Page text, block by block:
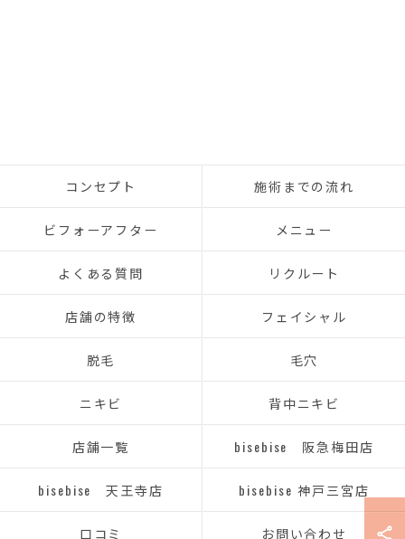
コンセプト 施術までの流れ
ビフォーアフター メニュー
よくある質問 リクルート
店舗の特徴 フェイシャル
脱毛 毛穴
ニキビ 背中ニキビ
店舗一覧 bisebise 阪急梅田店
bisebise 天王寺店 bisebise 神戸三宮店
口コミ お問い合わせ